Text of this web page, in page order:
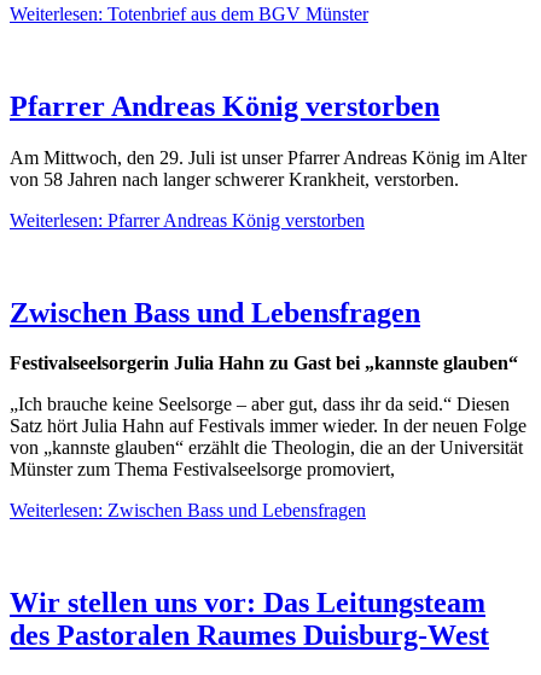
Weiterlesen: Totenbrief aus dem BGV Münster
Pfarrer Andreas König verstorben
Am Mittwoch, den 29. Juli ist unser Pfarrer Andreas König im Alter
von 58 Jahren nach langer schwerer Krankheit, verstorben.
Weiterlesen: Pfarrer Andreas König verstorben
Zwischen Bass und Lebensfragen
Festivalseelsorgerin Julia Hahn zu Gast bei „kannste glauben“
„Ich brauche keine Seelsorge – aber gut, dass ihr da seid.“ Diesen
Satz hört Julia Hahn auf Festivals immer wieder. In der neuen Folge
von „kannste glauben“ erzählt die Theologin, die an der Universität
Münster zum Thema Festivalseelsorge promoviert,
Weiterlesen: Zwischen Bass und Lebensfragen
Wir stellen uns vor: Das Leitungsteam
des Pastoralen Raumes Duisburg‑West